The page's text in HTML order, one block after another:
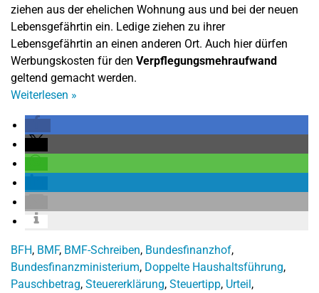
ziehen aus der ehelichen Wohnung aus und bei der neuen
Lebensgefährtin ein. Ledige ziehen zu ihrer
Lebensgefährtin an einen anderen Ort. Auch hier dürfen
Werbungskosten für den Verpflegungsmehraufwand
geltend gemacht werden.
Weiterlesen »
BFH, BMF, BMF-Schreiben, Bundesfinanzhof,
Bundesfinanzministerium, Doppelte Haushaltsführung,
Pauschbetrag, Steuererklärung, Steuertipp, Urteil,